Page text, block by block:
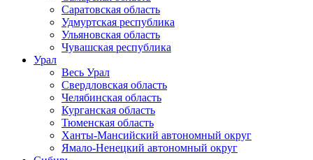
Саратовская область
Удмуртская республика
Ульяновская область
Чувашская республика
Урал
Весь Урал
Свердловская область
Челябинская область
Курганская область
Тюменская область
Ханты-Мансийский автономный округ
Ямало-Ненецкий автономный округ